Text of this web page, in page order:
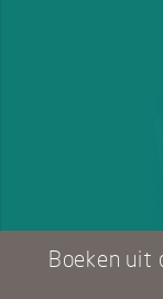
De
auteur
Boeken uit